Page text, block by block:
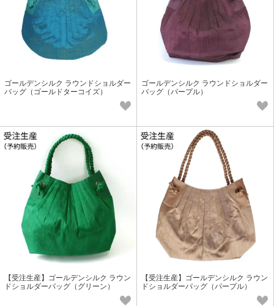
ゴールデンシルク ラウンドショルダー
バッグ（ゴールドターコイズ）
ゴールデンシルク ラウンドショルダー
バッグ（パープル）
【受注生産】ゴールデンシルク ラウン
ドショルダーバッグ（グリーン）
【受注生産】ゴールデンシルク ラウン
ドショルダーバッグ（パープル）